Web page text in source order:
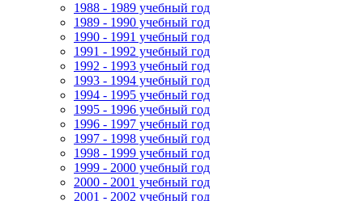
1988 - 1989 учебный год
1989 - 1990 учебный год
1990 - 1991 учебный год
1991 - 1992 учебный год
1992 - 1993 учебный год
1993 - 1994 учебный год
1994 - 1995 учебный год
1995 - 1996 учебный год
1996 - 1997 учебный год
1997 - 1998 учебный год
1998 - 1999 учебный год
1999 - 2000 учебный год
2000 - 2001 учебный год
2001 - 2002 учебный год